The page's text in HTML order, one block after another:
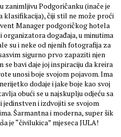
zanimljivu Podgoričanku (inače je
klasifikacija), čiji stil ne može proći
Manager podgoričkog hotela
organizatora događaja, u minutima
su i neke od njenih fotografija za
sigurno prvo zapaziti njen
se bavi daje joj inspiraciju da kreira
unosi boje svojom pojavom. Ima
dodaje i jake boje kao svoj
obući se u najskuplju odjeću sa
i izdvojiti se svojom
Šarmantna i moderna, super šik
je “čivilukica” mjeseca JULA!